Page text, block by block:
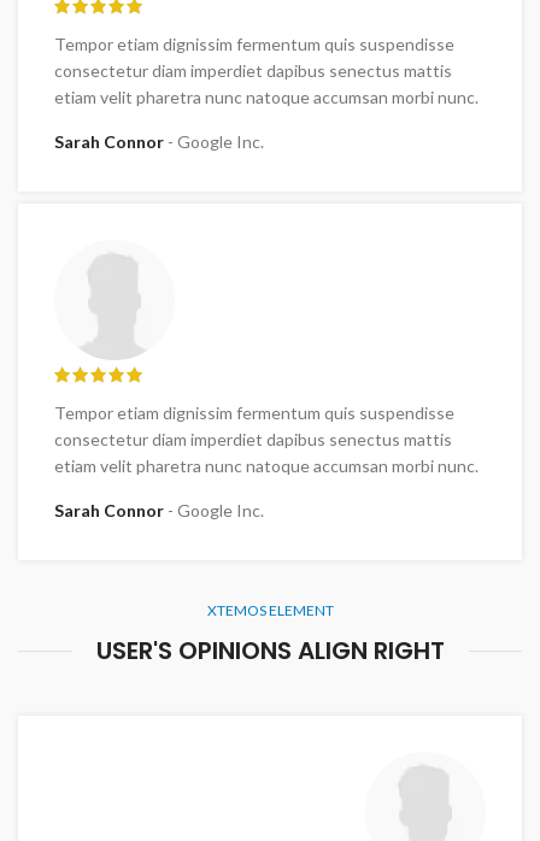
Tempor etiam dignissim fermentum quis suspendisse
consectetur diam imperdiet dapibus senectus mattis
etiam velit pharetra nunc natoque accumsan morbi nunc.
Sarah Connor Google Inc.
Tempor etiam dignissim fermentum quis suspendisse
consectetur diam imperdiet dapibus senectus mattis
etiam velit pharetra nunc natoque accumsan morbi nunc.
Sarah Connor Google Inc.
XTEMOS ELEMENT
USER'S OPINIONS ALIGN RIGHT